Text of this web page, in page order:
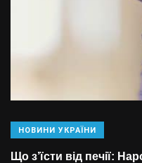
НОВИНИ УКРАЇНИ
Що з’їсти від печії: